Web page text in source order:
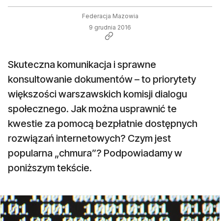
Federacja Mazowia
9 grudnia 2016
Skuteczna komunikacja i sprawne
konsultowanie dokumentów – to priorytety
większości warszawskich komisji dialogu
społecznego. Jak można usprawnić te
kwestie za pomocą bezpłatnie dostępnych
rozwiązań internetowych? Czym jest
popularna „chmura”? Podpowiadamy w
poniższym tekście.